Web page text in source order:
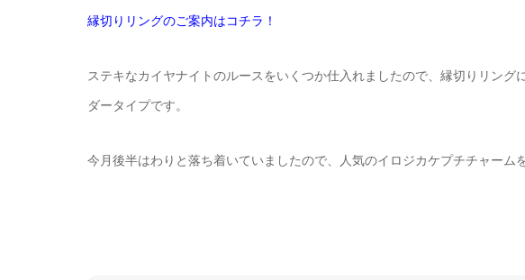
縁切りリングのご案内はコチラ！
ステキなカイヤナイトのルースをいくつか仕入れましたので、縁切りリン
ダータイプです。
今月後半はわりと落ち着いていましたので、人気のイロジカケプチチャーム